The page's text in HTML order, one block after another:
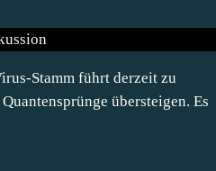
Stamm führt derzeit zu
übersteigen. Es